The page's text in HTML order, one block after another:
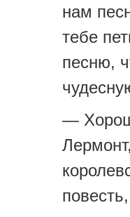
нам
тебе
песню,
—